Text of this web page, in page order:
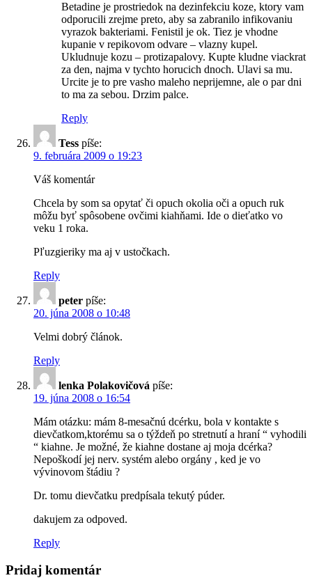
Betadine je prostriedok na dezinfekciu koze, ktory vam
odporucili zrejme preto, aby sa zabranilo infikovaniu
vyrazok bakteriami. Fenistil je ok. Tiez je vhodne
kupanie v repikovom odvare – vlazny kupel.
Ukludnuje kozu – protizapalovy. Kupte kludne viackrat
za den, najma v tychto horucich dnoch. Ulavi sa mu.
Urcite je to pre vasho maleho neprijemne, ale o par dni
to ma za sebou. Drzim palce.
Reply
Tess píše:
9. februára 2009 o 19:23
Váš komentár
Chcela by som sa opytať či opuch okolia oči a opuch ruk
môžu byť spôsobene ovčimi kiahňami. Ide o dieťatko vo
veku 1 roka.
Pľuzgieriky ma aj v ustočkach.
Reply
peter píše:
20. júna 2008 o 10:48
Velmi dobrý článok.
Reply
lenka Polakovičová píše:
19. júna 2008 o 16:54
Mám otázku: mám 8-mesačnú dcérku, bola v kontakte s
dievčatkom,ktorému sa o týždeň po stretnutí a hraní “ vyhodili
“ kiahne. Je možné, že kiahne dostane aj moja dcérka?
Nepoškodí jej nerv. systém alebo orgány , ked je vo
vývinovom štádiu ?
Dr. tomu dievčatku predpísala tekutý púder.
dakujem za odpoved.
Reply
Pridaj komentár